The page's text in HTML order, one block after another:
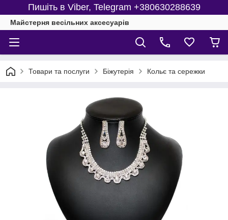
Пишіть в Viber, Telegram +380630288639
Майстерня веcільних аксесуарів
Товари та послуги Біжутерія Кольє та сережки